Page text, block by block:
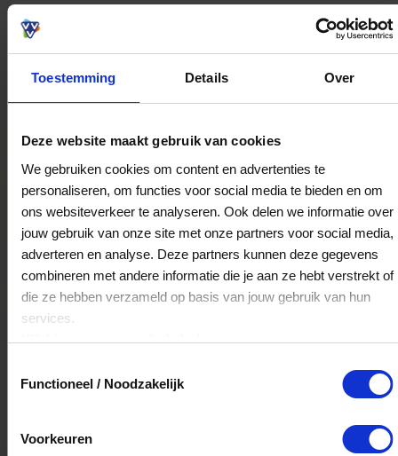
Toestemming Details Over
Deze website maakt gebruik van cookies
We gebruiken cookies om content en advertenties te
personaliseren, om functies voor social media te bieden en om
ons websiteverkeer te analyseren. Ook delen we informatie over
jouw gebruik van onze site met onze partners voor social media,
adverteren en analyse. Deze partners kunnen deze gegevens
combineren met andere informatie die je aan ze hebt verstrekt of
die ze hebben verzameld op basis van jouw gebruik van hun
services.
Klikhiervoor ons cookiebeleid.
Functioneel / Noodzakelijk
Voorkeuren
3311NE Dordrecht
Nelson AMSTELVEEN
Binnenhof 21-23
1181ZG
Amstelveen
Nelson ZWOLLE
Diezerstraat 36
8011RG Zwolle
Skechers Den Bosch
Hooge Steenweg 2
Nelson OUTLET WINTERSWIJK